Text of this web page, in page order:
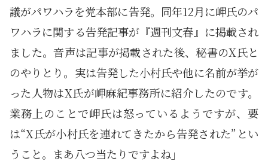
議がパワハラを党本部に告発。同年12月に岬氏のパ
ワハラに関する告発記事が『週刊文春』に掲載され
ました。音声は記事が掲載された後、秘書のX氏と
のやりとり。実は告発した小村氏や他に名前が挙が
った人物はX氏が岬麻紀事務所に紹介したのです。
業務上のことで岬氏は怒っているようですが、要
は“X氏が小村氏を連れてきたから告発された”とい
うこと。まあ八つ当たりですよね」